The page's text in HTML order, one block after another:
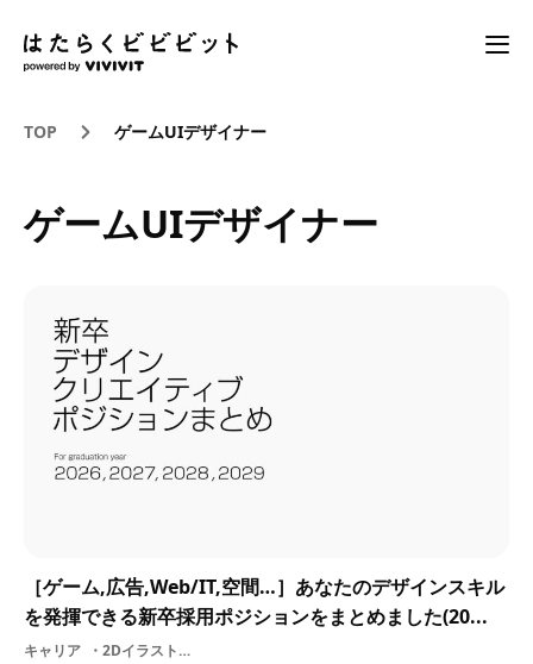
TOP ゲームUIデザイナー
ゲームUIデザイナー
［ゲーム,広告,Web/IT,空間…］あなたのデザインスキル
を発揮できる新卒採用ポジションをまとめました(20...
キャリア 2DイラストレーターUIUXデザイナープログラマーグラフィックデザインエンジニアプランナーUI/UX編集空間デザインプロダクトデザイナー3DCGデザイナーゲームUIデザイナー